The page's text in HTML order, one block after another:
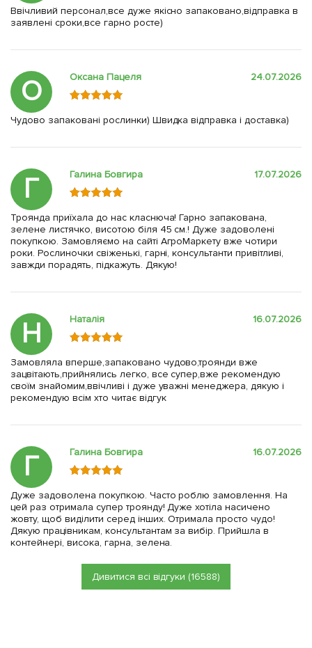
Ввічливий персонал,все дуже якісно запаковано,відправка в
заявлені сроки,все гарно росте)
О Оксана Пацеля 24.07.2026
Чудово запаковані рослинки) Швидка відправка і доставка)
Г Галина Бовгира 17.07.2026
Троянда приїхала до нас класнюча! Гарно запакована,
зелене листячко, висотою біля 45 см.! Дуже задоволені
покупкою. Замовляємо на сайті АгроМаркету вже чотири
роки. Рослиночки свіженькі, гарні, консультанти привітливі,
завжди порадять, підкажуть. Дякую!
Н Наталія 16.07.2026
Замовляла вперше,запаковано чудово,троянди вже
зацвітають,прийнялись легко, все супер,вже рекомендую
своїм знайомим,ввічливі і дуже уважні менеджера, дякую і
рекомендую всім хто читає відгук
Г Галина Бовгира 16.07.2026
Дуже задоволена покупкою. Часто роблю замовлення. На
цей раз отримала супер троянду! Дуже хотіла насичено
жовту, щоб виділити серед інших. Отримала просто чудо!
Дякую працівникам, консультантам за вибір. Прийшла в
контейнері, висока, гарна, зелена.
Дивитися всі відгуки (16588)